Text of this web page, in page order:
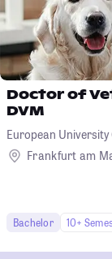
Doctor of
DVM
European University
Frankfurt am
Bachelor 10+